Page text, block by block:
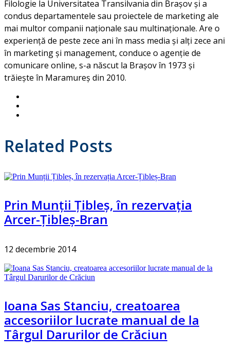
Filologie la Universitatea Transilvania din Brașov și a
condus departamentele sau proiectele de marketing ale
mai multor companii naționale sau multinaționale. Are o
experiență de peste zece ani în mass media și alți zece ani
în marketing și management, conduce o agenție de
comunicare online, s-a născut la Brașov în 1973 și
trăiește în Maramureș din 2010.
Related Posts
Prin Munții Țibleș, în rezervația
Arcer-Țibleș-Bran
12 decembrie 2014
Ioana Sas Stanciu, creatoarea
accesoriilor lucrate manual de la
Târgul Darurilor de Crăciun